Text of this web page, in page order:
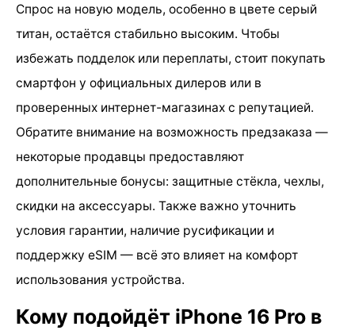
Спрос на новую модель, особенно в цвете серый
титан, остаётся стабильно высоким. Чтобы
избежать подделок или переплаты, стоит покупать
смартфон у официальных дилеров или в
проверенных интернет-магазинах с репутацией.
Обратите внимание на возможность предзаказа —
некоторые продавцы предоставляют
дополнительные бонусы: защитные стёкла, чехлы,
скидки на аксессуары. Также важно уточнить
условия гарантии, наличие русификации и
поддержку eSIM — всё это влияет на комфорт
использования устройства.
Кому подойдёт iPhone 16 Pro в